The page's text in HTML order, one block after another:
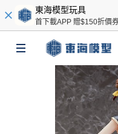
東海模型玩具
首下載APP 贈$150折價